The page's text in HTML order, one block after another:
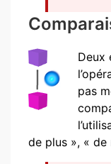
Deux
pas
de plus », «